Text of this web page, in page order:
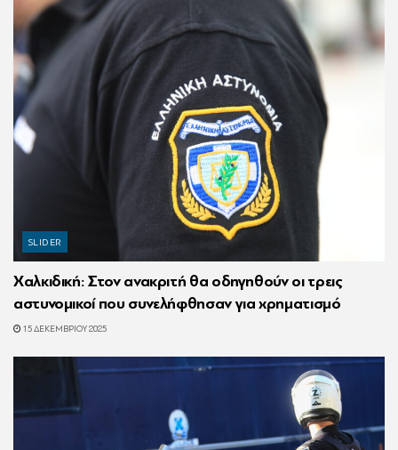
SLIDER
Χαλκιδική: Στον ανακριτή θα οδηγηθούν οι τρεις
αστυνομικοί που συνελήφθησαν για χρηματισμό
15 ΔΕΚΕΜΒΡΊΟΥ 2025